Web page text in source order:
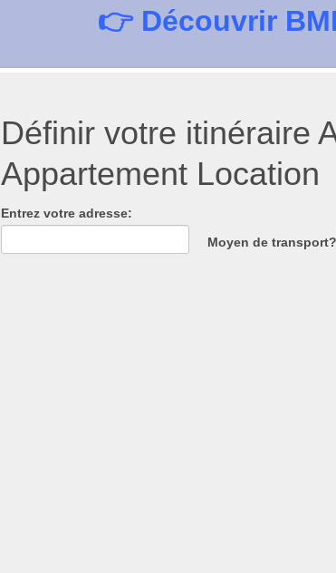
👉 Découvrir
Définir votre itinéraire
Appartement Location
Entrez votre adresse:
Moyen de transport?